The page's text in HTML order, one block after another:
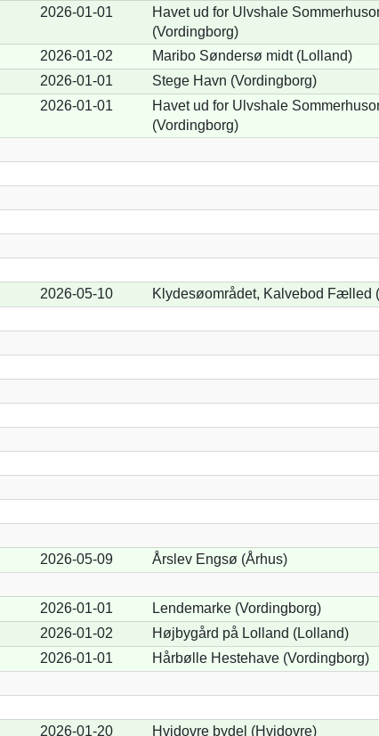
2026-01-01
Havet ud for Ulvshale
(Vordingborg)
2026-01-02
Maribo Søndersø midt (Lolland)
2026-01-01
Stege Havn (Vordingborg)
2026-01-01
Havet ud for Ulvshale
(Vordingborg)
2026-05-10
Klydesøområdet, Kalvebod Fælled
2026-05-09
Årslev Engsø (Århus)
2026-01-01
Lendemarke (Vordingborg)
2026-01-02
Højbygård på Lolland (Lolland)
2026-01-01
Hårbølle Hestehave (Vordingborg)
2026-01-20
Hvidovre bydel (Hvidovre)